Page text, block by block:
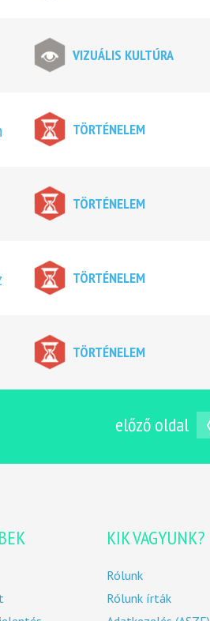
VIZUÁLIS KULTÚRA
TÖRTÉNELEM
TÖRTÉNELEM
TÖRTÉNELEM
TÖRTÉNELEM
előző oldal
KIK VAGYUNK?
Rólunk
Rólunk írták